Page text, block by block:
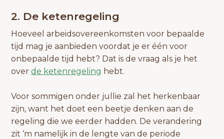
2. De ketenregeling
Hoeveel arbeidsovereenkomsten voor bepaalde
tijd mag je aanbieden voordat je er één voor
onbepaalde tijd hebt? Dat is de vraag als je het
overde ketenregeling hebt.
Voor sommigen onder jullie zal het herkenbaar
zijn, want het doet een beetje denken aan de
regeling die we eerder hadden. De verandering
zit ‘m namelijk in de lengte van de periode